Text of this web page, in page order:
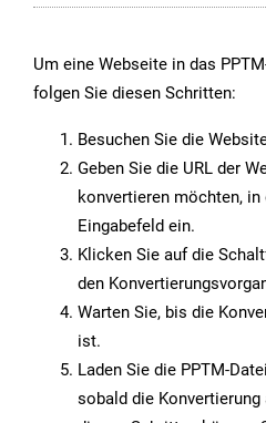
Um eine Webseite in das
folgen Sie diesen Schritten:
Besuchen Sie die
Geben Sie die URL der
konvertieren möchten,
Eingabefeld ein.
Klicken Sie auf die
den
Warten Sie, bis die
ist.
Laden Sie die PPTM-
sobald die